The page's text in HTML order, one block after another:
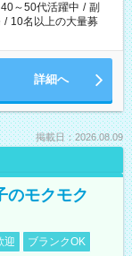
40～50代活躍中 / 副
/ 10名以上の大量募
詳細へ
掲載日：2026.08.09
のモクモク
迎
ブランクOK